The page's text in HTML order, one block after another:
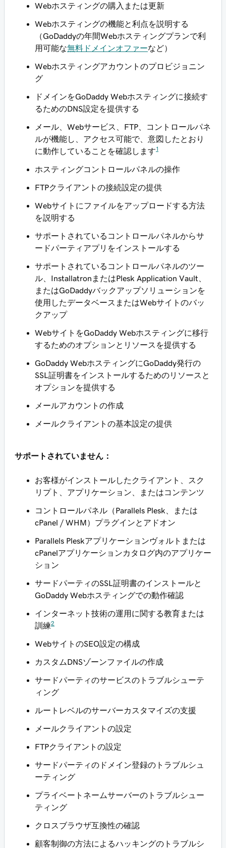
Webホスティングの購入または更新
Webホスティングの機能と利点を説明する
（GoDaddyの年間Webホスティングプランで利
用可能な無料ドメインオファーなど）
Webホスティングアカウントのプロビジョニン
グ
ドメインをGoDaddy Webホスティングに接続す
るためのDNS設定を提供する
メール、Webサービス、FTP、コントロールパネ
ルが機能し、アクセス可能で、意図したとおり
に動作していることを確認します1
ホスティングコントロールパネルの操作
FTPクライアントの接続設定の提供
Webサイトにファイルをアップロードする方法
を説明する
サポートされているコントロールパネルからサ
ードパーティアプリをインストールする
サポートされているコントロールパネルのツー
ル、InstallatronまたはPlesk Application Vault、
またはGoDaddyバックアップソリューションを
使用したデータベースまたはWebサイトのバッ
クアップ
WebサイトをGoDaddy Webホスティングに移行
するためのオプションとリソースを提供する
GoDaddy WebホスティングにGoDaddy発行の
SSL証明書をインストールするためのリソースと
オプションを提供する
メールアカウントの作成
メールクライアントの基本設定の提供
サポートされていません：
お客様がインストールしたクライアント、スク
リプト、アプリケーション、またはコンテンツ
コントロールパネル（Parallels Plesk、または
cPanel / WHM）プラグインとアドオン
Parallels Pleskアプリケーションヴォルトまたは
cPanelアプリケーションカタログ内のアプリケー
ション
サードパーティのSSL証明書のインストールと
GoDaddy Webホスティングでの動作確認
インターネット技術の運用に関する教育または
訓練2
WebサイトのSEO設定の構成
カスタムDNSゾーンファイルの作成
サードパーティのサービスのトラブルシューテ
ィング
ルートレベルのサーバーカスタマイズの支援
メールクライアントの設定
FTPクライアントの設定
サードパーティのドメイン登録のトラブルシュ
ーティング
プライベートネームサーバーのトラブルシュー
ティング
クロスブラウザ互換性の確認
顧客制御の方法によるハッキングのトラブルシ